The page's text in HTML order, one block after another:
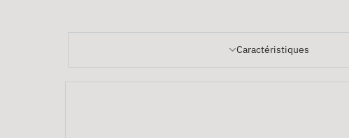
Caractéristiques